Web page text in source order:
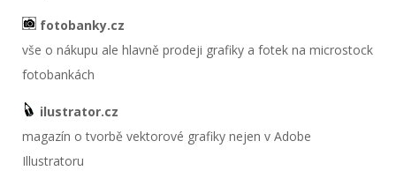
fotobanky.cz
vše o nákupu ale hlavně prodeji grafiky a fotek na microstock
fotobankách
ilustrator.cz
magazín o tvorbě vektorové grafiky nejen v Adobe
Illustratoru